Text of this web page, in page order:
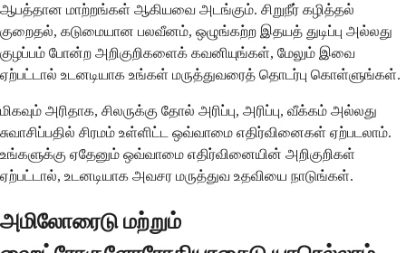
ஆபத்தான மாற்றங்கள் ஆகியவை அடங்கும். சிறுநீர் கழித்தல்
குறைதல், கடுமையான பலவீனம், ஒழுங்கற்ற இதயத் துடிப்பு அல்லது
குழப்பம் போன்ற அறிகுறிகளைக் கவனியுங்கள், மேலும் இவை
ஏற்பட்டால் உடனடியாக உங்கள் மருத்துவரைத் தொடர்பு கொள்ளுங்கள்.
மிகவும் அரிதாக, சிலருக்கு தோல் அரிப்பு, அரிப்பு, வீக்கம் அல்லது
சுவாசிப்பதில் சிரமம் உள்ளிட்ட ஒவ்வாமை எதிர்வினைகள் ஏற்படலாம்.
உங்களுக்கு ஏதேனும் ஒவ்வாமை எதிர்வினையின் அறிகுறிகள்
ஏற்பட்டால், உடனடியாக அவசர மருத்துவ உதவியை நாடுங்கள்.
அமிலோரைடு மற்றும்